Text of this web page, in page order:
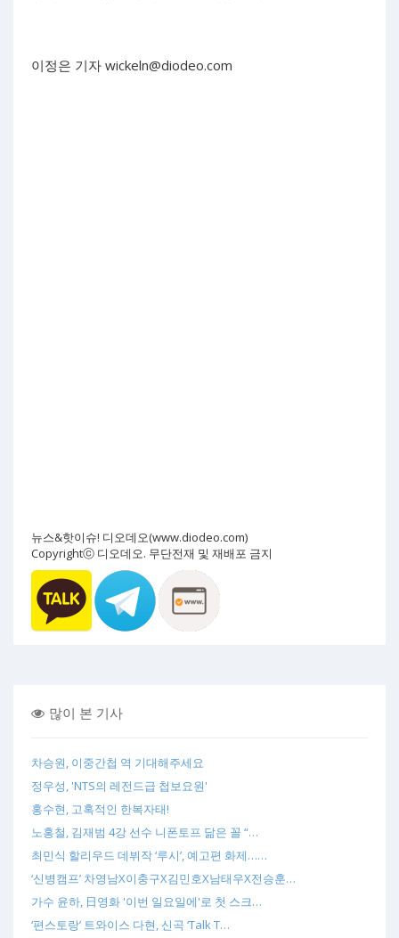
이정은 기자 wickeln@diodeo.com
뉴스&핫이슈! 디오데오(www.diodeo.com)
Copyrightⓒ 디오데오. 무단전재 및 재배포 금지
많이 본 기사
차승원, 이중간첩 역 기대해주세요
정우성, 'NTS의 레전드급 첩보요원'
홍수현, 고혹적인 한복자태!
노홍철, 김재범 4강 선수 니폰토프 닮은 꼴 “…
최민식 할리우드 데뷔작 ‘루시’, 예고편 화제……
‘신병캠프’ 차영남X이충구X김민호X남태우X전승훈…
가수 윤하, 日영화 '이번 일요일에'로 첫 스크…
‘편스토랑’ 트와이스 다현, 신곡 ‘Talk T…